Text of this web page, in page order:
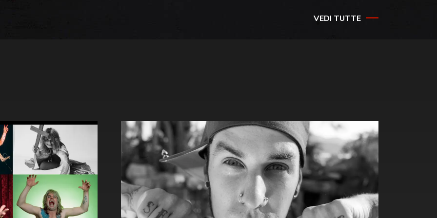
VEDI TUTTE